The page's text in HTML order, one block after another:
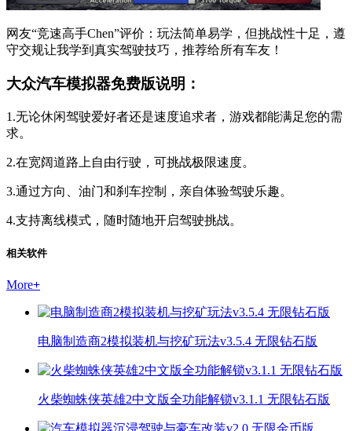
网友“竞速高手Chen”评价：玩法简单易学，但挑战性十足，遵
守交规让我学到真实驾驶技巧，推荐给所有车友！
大众汽车模拟器免费版说明：
1.无论休闲驾驶爱好者还是速度追求者，游戏都能满足您的需
求。
2.在宽阔道路上自由行驶，可挑战极限速度。
3.通过方向、油门和刹车控制，亲自体验驾驶乐趣。
4.支持离线模式，随时随地开启驾驶挑战。
相关软件
More+
电脑制造商2模拟装机与挖矿玩法v3.5.4 无限钻石版
火柴蜘蛛侠英雄2中文版全功能解锁v3.1.1 无限钻石版